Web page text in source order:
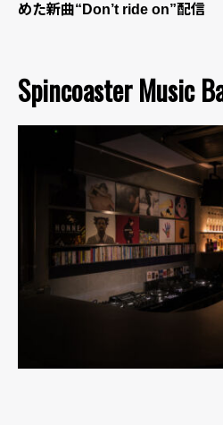
めた新曲“Don’t ride on”配信
Spincoaster Music